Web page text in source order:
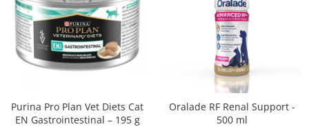
Purina Pro Plan Vet Diets Cat
EN Gastrointestinal – 195 g
Oralade RF Renal Support -
500 ml